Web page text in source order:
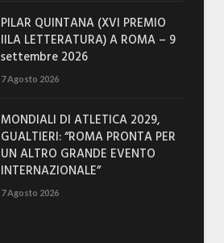
PILAR QUINTANA (XVI PREMIO
IILA LETTERATURA) A ROMA – 9
settembre 2026
7 Agosto 2026
MONDIALI DI ATLETICA 2029,
GUALTIERI: “ROMA PRONTA PER
UN ALTRO GRANDE EVENTO
INTERNAZIONALE”
7 Agosto 2026